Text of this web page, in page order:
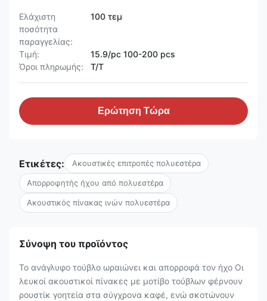
Ελάχιστη
ποσότητα
παραγγελίας:
100 τεμ
Τιμή:
15.9/pc 100-200 pcs
Όροι πληρωμής:
T/T
Ερώτηση Τώρα
Ετικέτες: Ακουστικές επιτροπές πολυεστέρα
Απορροφητής ήχου από πολυεστέρα
Ακουστικός πίνακας ινών πολυεστέρα
Σύνοψη του προϊόντος
Το ανάγλυφο τούβλο ωραιώνει και απορροφά τον ήχο Οι
λευκοί ακουστικοί πίνακες με μοτίβο τούβλων φέρνουν
ρουστίκ γοητεία στα σύγχρονα καφέ, ενώ σκοτώνουν